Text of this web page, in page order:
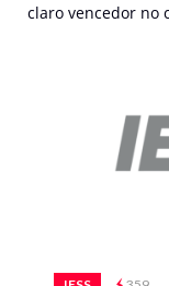
claro vencedor no